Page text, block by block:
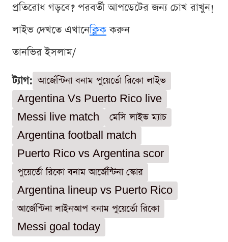
প্রতিরোধ গড়বে? পরবর্তী আপডেটের জন্য চোখ রাখুন!
লাইভ দেখতে এখানেক্লিককরুন
তানভির ইসলাম/
ট্যাগ: আর্জেন্টিনা বনাম পুয়ের্তো রিকো লাইভ
Argentina Vs Puerto Rico live
Messi live match
মেসি লাইভ ম্যাচ
Argentina football match
Puerto Rico vs Argentina scor
পুয়ের্তো রিকো বনাম আর্জেন্টিনা স্কোর
Argentina lineup vs Puerto Rico
আর্জেন্টিনা লাইনআপ বনাম পুয়ের্তো রিকো
Messi goal today